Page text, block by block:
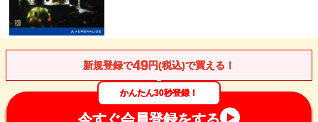
新規登録で49円(税込)で買える！
かんたん30秒登録！